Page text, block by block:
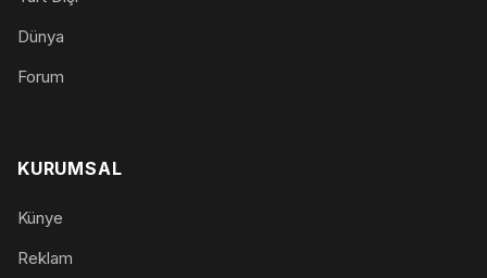
Dünya
Forum
KURUMSAL
Künye
Reklam